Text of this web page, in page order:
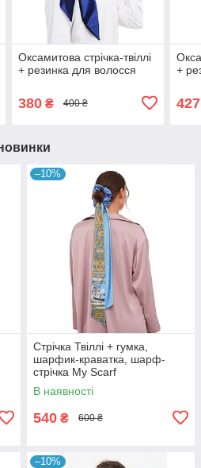
Оксамитова стрічка-твіллі
+ резинка для волосся
380₴ 400 ₴
+
–10%
Стрічка Твіллі + гумка,
шарфик-краватка, шарф-
стрічка My Scarf
В наявності
540 ₴ 600 ₴
–10%